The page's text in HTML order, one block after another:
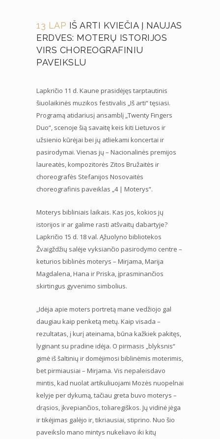
13 LAP IŠ ARTI KVIEČIA Į NAUJAS
ERDVES: MOTERŲ ISTORIJOS
VIRS CHOREOGRAFINIU
PAVEIKSLU
Lapkričio 11 d. Kaune prasidėjęs tarptautinis
šiuolaikinės muzikos festivalis „Iš arti“ tęsiasi.
Programą atidariusį ansamblį „Twenty Fingers
Duo“, scenoje šią savaitę keis kiti Lietuvos ir
užsienio kūrėjai bei jų atliekami koncertai ir
pasirodymai. Vienas jų – Nacionalinės premijos
laureatės, kompozitorės Zitos Bružaitės ir
choreografės Stefanijos Nosovaitės
choreografinis paveiklas „4 | Moterys“.
Moterys bibliniais laikais. Kas jos, kokios jų
istorijos ir ar galime rasti atšvaitų dabartyje?
Lapkričio 15 d. 18 val. Ąžuolyno bibliotekos
Žvaigždžių salėje vyksiančio pasirodymo centre –
keturios biblinės moterys – Mirjama, Marija
Magdalena, Hana ir Priska, įprasminančios
skirtingus gyvenimo simbolius.
„Idėja apie moters portretą mane vedžiojo gal
daugiau kaip penketą metų. Kaip visada –
rezultatas, į kurį ateinama, būna kažkiek pakitęs,
lyginant su pradine idėja. O pirmasis „blyksnis“
gimė iš šaltinių ir domėjimosi biblinėmis moterimis,
bet pirmiausiai – Mirjama. Vis nepaleisdavo
mintis, kad nuolat artikuliuojami Mozės nuopelnai
kelyje per dykumą, tačiau greta buvo moterys –
drąsios, įkvepiančios, toliaregiškos. Jų vidinė jėga
ir tikėjimas galėjo ir, tikriausiai, stiprino. Nuo šio
paveikslo mano mintys nukeliavo iki kitų